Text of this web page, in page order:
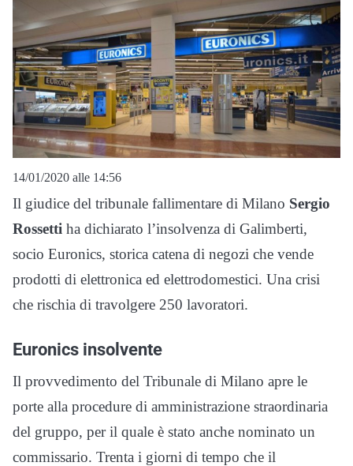
14/01/2020 alle 14:56
Il giudice del tribunale fallimentare di Milano Sergio
Rossetti ha dichiarato l’insolvenza di Galimberti,
socio Euronics, storica catena di negozi che vende
prodotti di elettronica ed elettrodomestici. Una crisi
che rischia di travolgere 250 lavoratori.
Euronics insolvente
Il provvedimento del Tribunale di Milano apre le
porte alla procedure di amministrazione straordinaria
del gruppo, per il quale è stato anche nominato un
commissario. Trenta i giorni di tempo che il